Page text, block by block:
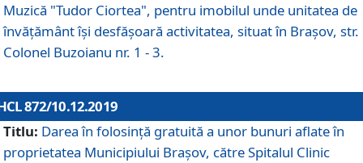
Muzică "Tudor Ciortea", pentru imobilul unde unitatea de
învățământ îşi desfăşoară activitatea, situat în Braşov, str.
Colonel Buzoianu nr. 1 - 3.
872/10.12.2019
Titlu: Darea în folosinţă gratuită a unor bunuri aflate în
proprietatea Municipiului Braşov, către Spitalul Clinic